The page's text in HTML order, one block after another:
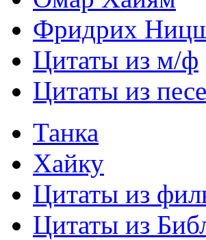
Фридрих
Цитаты из м/ф
Цитаты из
Танка
Хайку
Цитаты из
Цитаты из